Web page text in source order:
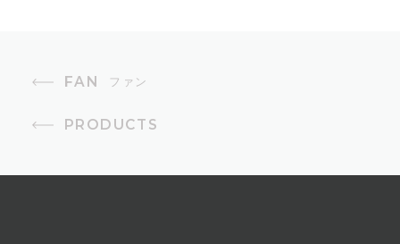
上下自動90°、左右自動90°・180°・
FAN ファン
PRODUCTS